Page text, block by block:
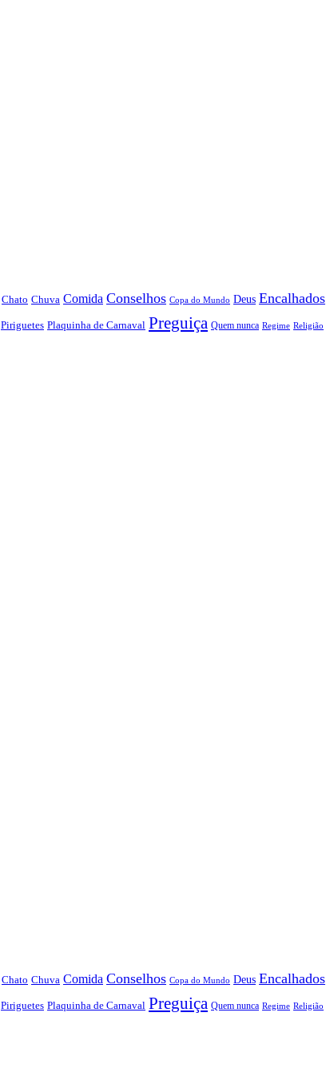
Chato Chuva Comida Conselhos Copa do Mundo Deus Encalhados
Piriguetes Plaquinha de Carnaval Preguiça Quem nunca Regime Religião
Chato Chuva Comida Conselhos Copa do Mundo Deus Encalhados
Piriguetes Plaquinha de Carnaval Preguiça Quem nunca Regime Religião